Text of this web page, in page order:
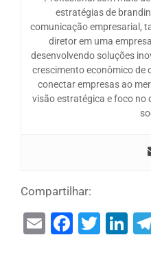
estratégias de
comunicação empresarial,
diretor em uma
desenvolvendo soluções
crescimento econômico de
conectar empresas ao
visão estratégica e foco no
Compartilhar:
Email